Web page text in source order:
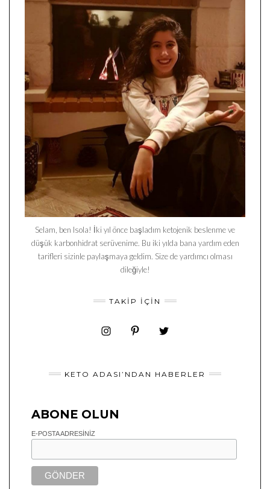
Selam, ben Isola! İki yıl önce başladım ketojenik beslenme ve
düşük karbonhidrat serüvenime. Bu iki yılda bana yardım eden
tarifleri sizinle paylaşmaya geldim. Size de yardımcı olması
dileğiyle!
TAKIP İÇIN
KETO ADASI’NDAN HABERLER
ABONE OLUN
E-POSTA ADRESINIZ